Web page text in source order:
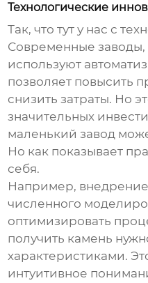
Технологические
Так, что тут у нас с
Современные заводы,
используют
позволяет повысить
снизить затраты. Но
значительных
маленький завод
Но как показывает
себя.
Например,
численного
оптимизировать
получить камень
характеристиками.
интуитивное